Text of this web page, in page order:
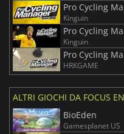
Pro Cycling
Kinguin
Pro Cycling
Kinguin
Pro Cycling
HRKGAME
ALTRI GIOCHI DA FOCUS
BioEden
Gamesplanet US